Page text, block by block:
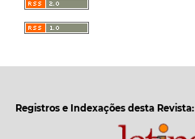
Registros e Indexações desta Revista: